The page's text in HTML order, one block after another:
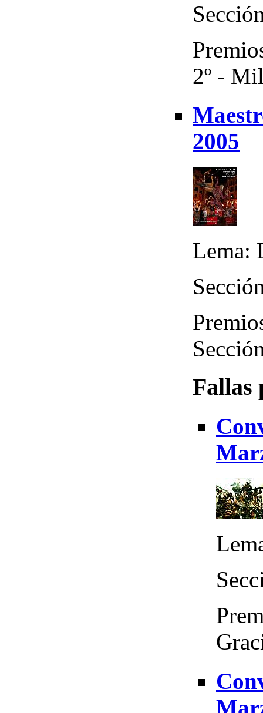
2º -
2005
Lema:
Fallas